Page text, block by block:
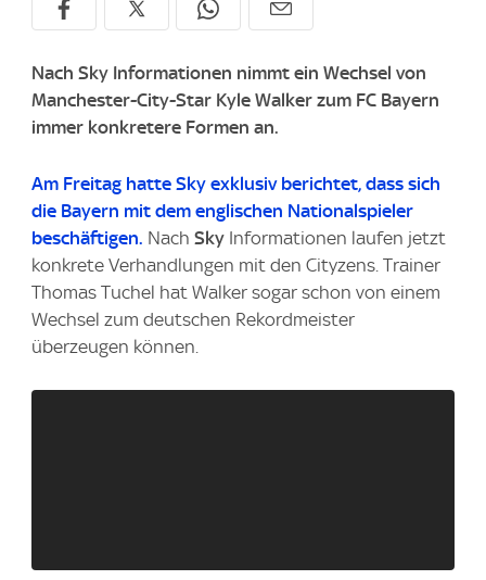
Nach Sky Informationen nimmt ein Wechsel von
Manchester-City-Star Kyle Walker zum FC Bayern
immer konkretere Formen an.
Am Freitag hatte Sky exklusiv berichtet, dass sich
die Bayern mit dem englischen Nationalspieler
beschäftigen. Nach Sky Informationen laufen jetzt
konkrete Verhandlungen mit den Cityzens. Trainer
Thomas Tuchel hat Walker sogar schon von einem
Wechsel zum deutschen Rekordmeister
überzeugen können.